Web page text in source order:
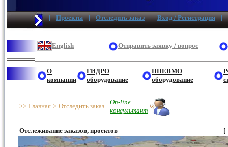
| Проекты | Отследить заказ | Вход / Регистрация |
English Отправить заявку / вопрос
О
компании
ГИДРО
оборудование
ПНЕВМО
оборудование
>> Главная > Отследить заказ
On-line
консультант
Отслеживание заказов, проектов [